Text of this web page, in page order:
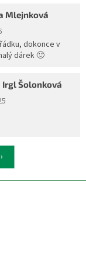
Mlejnková
obchodu je 5 z 5
dokonce v
dárek 🙂
Irgl Šolonková
obchodu je 5 z 5